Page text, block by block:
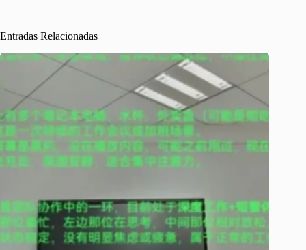
Entradas Relacionadas